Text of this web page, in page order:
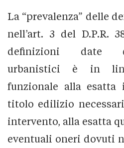
La “prevalenza” delle
nell’art. 3 del D.P.R.
definizioni date
urbanistici è in
funzionale alla esatta
titolo edilizio
intervento, alla esatta
eventuali oneri dovuti